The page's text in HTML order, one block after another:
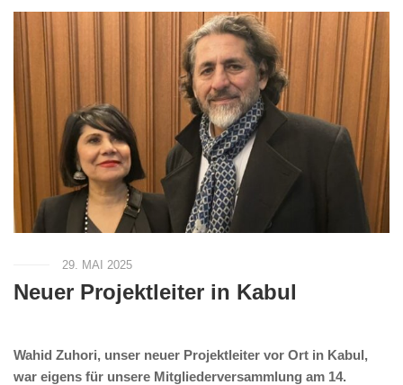
29. MAI 2025
Neuer Projektleiter in Kabul
Wahid Zuhori, unser neuer Projektleiter vor Ort in Kabul,
war eigens für unsere Mitgliederversammlung am 14.